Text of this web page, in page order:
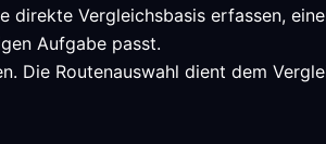
direkte Vergleichsbasis erfassen,
Aufgabe passt.
Die Routenauswahl dient dem